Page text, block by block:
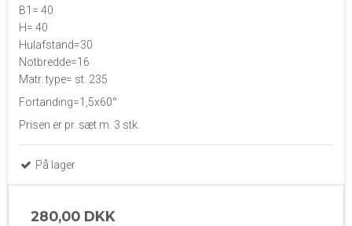
B1= 40
H= 40
Hulafstand=30
Notbredde=16
Matr. type= st. 235
Fortanding=1,5x60°
Prisen er pr. sæt m. 3 stk.
På lager
280,00 DKK